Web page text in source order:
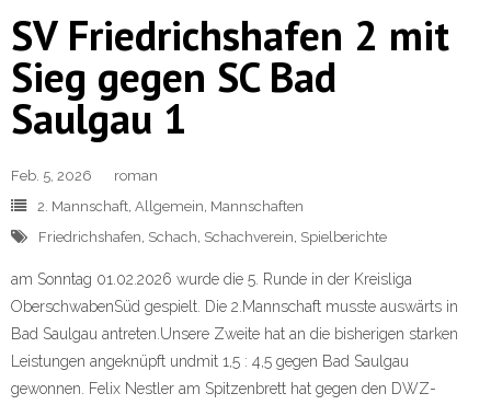
SV Friedrichshafen 2 mit
Sieg gegen SC Bad
Saulgau 1
Feb. 5, 2026
roman
2. Mannschaft Allgemein Mannschaften
Friedrichshafen Schach Schachverein Spielberichte
am Sonntag 01.02.2026 wurde die 5. Runde in der Kreisliga
OberschwabenSüd gespielt. Die 2.Mannschaft musste auswärts in
Bad Saulgau antreten.Unsere Zweite hat an die bisherigen starken
Leistungen angeknüpft undmit 1,5 : 4,5 gegen Bad Saulgau
gewonnen. Felix Nestler am Spitzenbrett hat gegen den DWZ-